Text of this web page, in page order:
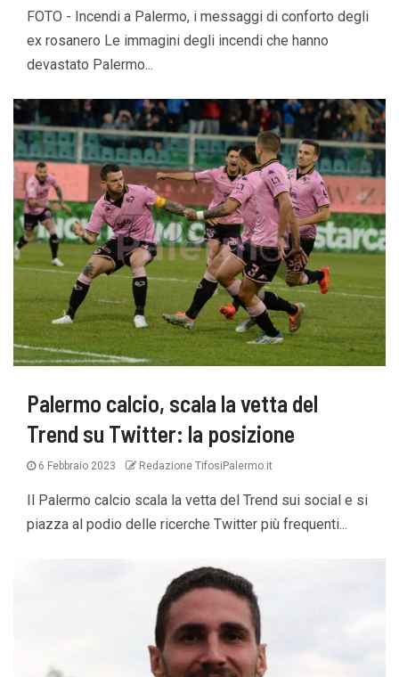
FOTO - Incendi a Palermo, i messaggi di conforto degli
ex rosanero Le immagini degli incendi che hanno
devastato Palermo...
Palermo calcio, scala la vetta del
Trend su Twitter: la posizione
6 Febbraio 2023 Redazione TifosiPalermo.it
Il Palermo calcio scala la vetta del Trend sui social e si
piazza al podio delle ricerche Twitter più frequenti...